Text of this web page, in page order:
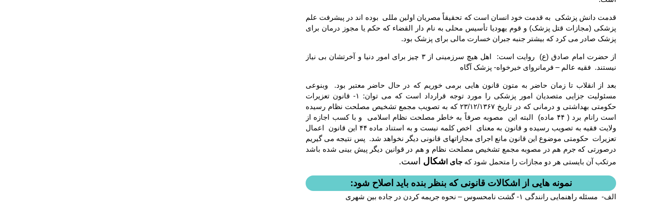
قدمت دانش پزشکی به قدمت خود انسان است که تحقیقاً مصریان اولین مللی بوده اند در پیشرفت علم
پزشکی (مجازات قتل پزشک) و قوم یهودیا تأسیس محلی به نام دار القضاء که حکم یا مجوز درمان برای
پزشک صادر می کرد که بیشتر جنبه جبران خسارت مالی برای پزشک بود.
از حضرت امام صادق (ع) روایت است: اهل هیچ سرزمینی از ۳ چیز برای امور دنیا و آخرتشان بی نیاز
نیستند. فقیه عالم – فرمانروای خیرخواه- پزشک آگاه
بعد از انقلاب تا زمان حاضر به متون قانون هایی برمی خوریم که در حال حاضر معتبر بود. وبنوعی
مسئولیت جزایی متصدیان امور پزشکی را مورد توجه قرارداد است که می توان: ۱- قانون تعزیرات
حکومتی بهداشتی و درمانی که در تاریخ ۲۳/۱۲/۱۳۶۷ که به تصویب مجمع تشخیص مصلحت نظام رسیده
است رانام برد ( ۴۴ ماده) البته این مصوبه صرفاً به خاطر مصلحت نظام اسلامی و با کسب اجازه از
ولایت فقیه به تصویب رسیده و قانون به معنای اخص کلمه نیست و به استناد ماده ۴۴ این قانون اعمال
تعزیرات حکومتی موضوع این قانون مانع اجرای مجازاتهای قانونی دیگر نخواهد شد. پس نتیجه می گیریم
درصورتی که جرم هم در مصوبه مجمع تشخیص مصلحت نظام و هم در قوانین دیگر پیش بینی شده باشد
مرتکب آن بایستی هر دو مجازات را متحمل شود که جای ا شکال است.
نمونه هایی از اشکالات قانونی که بنظر بنده باید اصلاح شود:
الف- مسئله راهنمایی رانندگی ۱- گشت نامحسوس – نحوه جریمه کردن در جاده بین شهری